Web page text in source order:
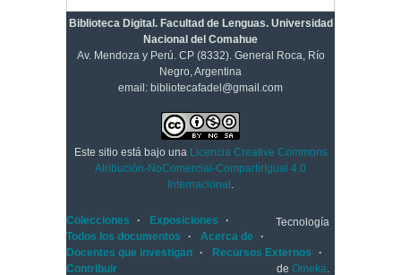
Biblioteca Digital. Facultad de Lenguas. Universidad
Nacional del Comahue
Av. Mendoza y Perú. CP (8332). General Roca, Río
Negro, Argentina
email: bibliotecafadel@gmail.com
Este sitio está bajo una Licencia Creative Commons
Atribución-NoComercial-CompartirIgual 4.0
Internacional .
Colecciones
Exposiciones
Todos los documentos
Acerca de
Docentes que investigan
Recursos Externos
Contribuir
Tecnología
de Omeka.